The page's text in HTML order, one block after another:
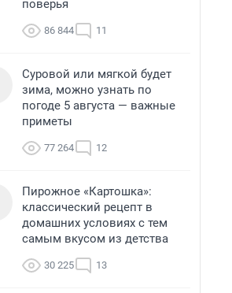
поверья
86 844 11
Суровой или мягкой будет
зима, можно узнать по
погоде 5 августа — важные
приметы
77 264 12
Пирожное «Картошка»:
классический рецепт в
домашних условиях с тем
самым вкусом из детства
30 225 13